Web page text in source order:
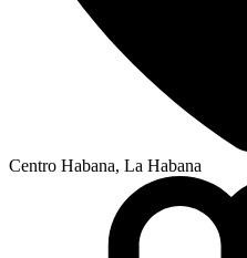
Centro Habana, La Habana